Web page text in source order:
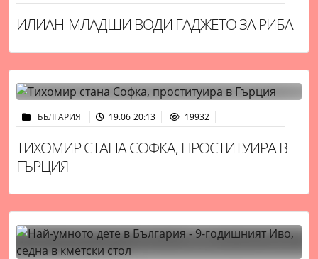
ИЛИАН-МЛАДШИ ВОДИ ГАДЖЕТО ЗА РИБА
БЪЛГАРИЯ 19.06 20:13 19932
ТИХОМИР СТАНА СОФКА, ПРОСТИТУИРА В
ГЪРЦИЯ